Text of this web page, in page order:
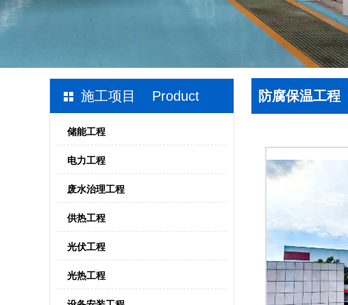
施工项目 Product
储能工程
电力工程
废水治理工程
供热工程
光伏工程
光热工程
防腐保温工程